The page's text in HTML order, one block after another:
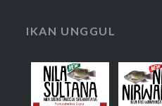
IKAN UNGGUL